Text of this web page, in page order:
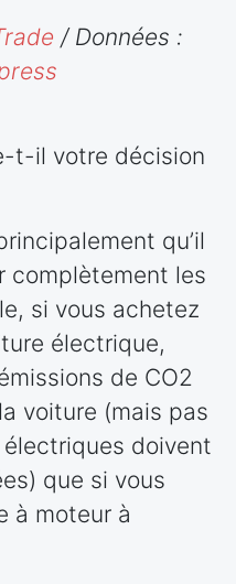
/ Données :
t-il votre décision
qu’il
complètement les
si vous achetez
électrique,
de CO2
voiture (mais pas
doivent
que si vous
à moteur à